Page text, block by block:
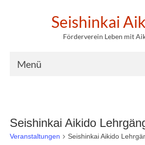
Seishinkai
Förderverein Leben mit
Menü
Seishinkai Aikido
Veranstaltungen Seishinkai Aikido